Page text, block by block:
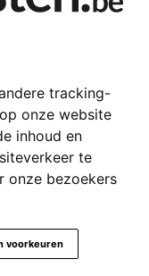
tracking-
onze website
inhoud en
te
onze bezoekers
voorkeuren
kader